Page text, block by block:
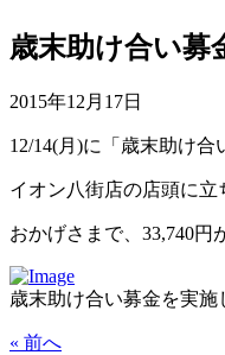
歳末助け合い募
2015年12月17日
12/14(月)に「歳末助け
イオン八街店の店頭に立
おかげさまで、33,740円
歳末助け合い募金を実施
« 前へ